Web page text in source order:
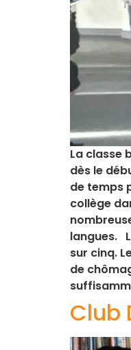
La classe
dès le
de temps
collège
langues.
sur cinq.
de
Club